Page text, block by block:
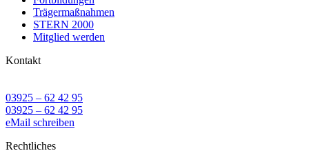
Trägermaßnahmen
STERN 2000
Mitglied werden
Kontakt
03925 – 62 42 95
03925 – 62 42 95
eMail schreiben
Rechtliches